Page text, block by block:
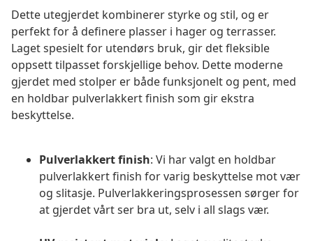
Dette utegjerdet kombinerer styrke og stil, og er
perfekt for å definere plasser i hager og terrasser.
Laget spesielt for utendørs bruk, gir det fleksible
oppsett tilpasset forskjellige behov. Dette moderne
gjerdet med stolper er både funksjonelt og pent, med
en holdbar pulverlakkert finish som gir ekstra
beskyttelse.
Pulverlakkert finish: Vi har valgt en holdbar
pulverlakkert finish for varig beskyttelse mot vær
og slitasje. Pulverlakkeringsprosessen sørger for
at gjerdet vårt ser bra ut, selv i all slags vær.